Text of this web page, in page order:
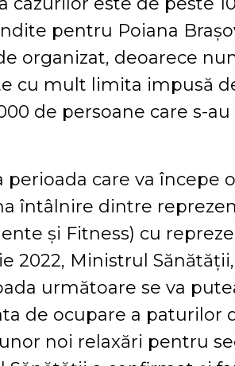
pentru Poiana
organizat, deoarece
cu mult limita impusă
de persoane care s-au
care va începe
întâlnire dintre
și Fitness) cu
2022, Ministrul Sănătății,
următoare se va
de ocupare a paturilor
noi relaxări pentru